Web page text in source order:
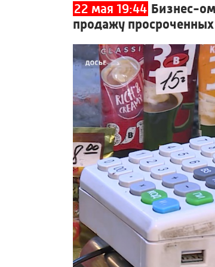
22 мая 19:44 Бизнес-
продажу